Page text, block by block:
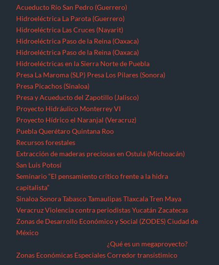
Puebla QuerétaroQuintana Roo
Recursos forestales
Extracción de maderas preciosas en Ostula (Michoacán)
San Luis Potosí
Seminario “El pensamiento crítico frente a la hidra
capitalista”
SinaloaSonoraTabasco Tamaulipas TlaxcalaTren Maya
VeracruzViolencia contra periodistas
Zonas de Desarrollo Económico y Social (ZODES) Ciudad de
México
Zonas Económicas Especiales
¿Qué es un megaproyecto?
Corredor transístimico
Funciona gracias a WordPress
Freesia.